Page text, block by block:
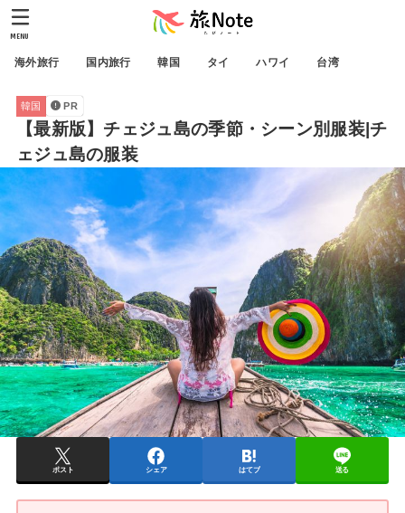
海外旅行 国内旅行 韓国 タイ ハワイ 台湾
MENU
韓国 PR
【最新版】チェジュ島の季節・シーン別服装|チ
ェジュ島の服装
ポスト シェア はてブ 送る